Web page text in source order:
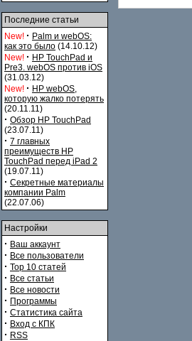
Последние статьи
New! · Palm и webOS:
как это было (14.10.12)
New! · HP TouchPad и
Pre3. webOS против iOS
(31.03.12)
New! · HP webOS,
которую жалко потерять
(20.11.11)
· Обзор HP TouchPad
(23.07.11)
· 7 главных
преимуществ HP
TouchPad перед iPad 2
(19.07.11)
· Секретные материалы
компании Palm
(22.07.06)
Настройки
· Ваш аккаунт
· Все пользователи
· Top 10 статей
· Все статьи
· Все новости
· Программы
· Статистика сайта
· Вход с КПК
· RSS